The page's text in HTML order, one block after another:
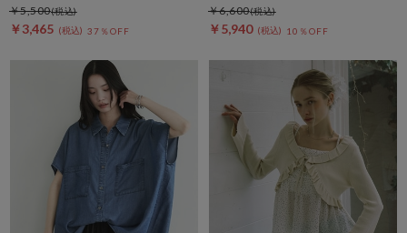
￥3,465 37％OFF
￥5,500
￥5,940 10％OFF
￥6,600